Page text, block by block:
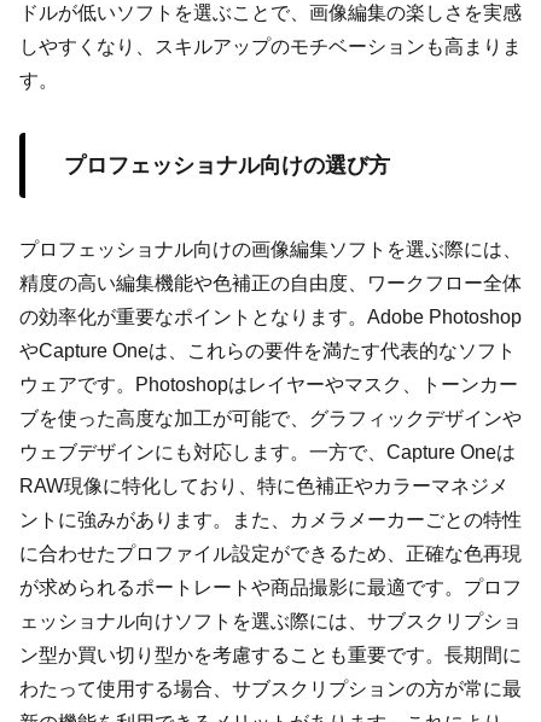
ドルが低いソフトを選ぶことで、画像編集の楽しさを実感
しやすくなり、スキルアップのモチベーションも高まりま
す。
プロフェッショナル向けの選び方
プロフェッショナル向けの画像編集ソフトを選ぶ際には、
精度の高い編集機能や色補正の自由度、ワークフロー全体
の効率化が重要なポイントとなります。Adobe Photoshop
やCapture Oneは、これらの要件を満たす代表的なソフト
ウェアです。Photoshopはレイヤーやマスク、トーンカー
ブを使った高度な加工が可能で、グラフィックデザインや
ウェブデザインにも対応します。一方で、Capture Oneは
RAW現像に特化しており、特に色補正やカラーマネジメ
ントに強みがあります。また、カメラメーカーごとの特性
に合わせたプロファイル設定ができるため、正確な色再現
が求められるポートレートや商品撮影に最適です。プロフ
ェッショナル向けソフトを選ぶ際には、サブスクリプショ
ン型か買い切り型かを考慮することも重要です。長期間に
わたって使用する場合、サブスクリプションの方が常に最